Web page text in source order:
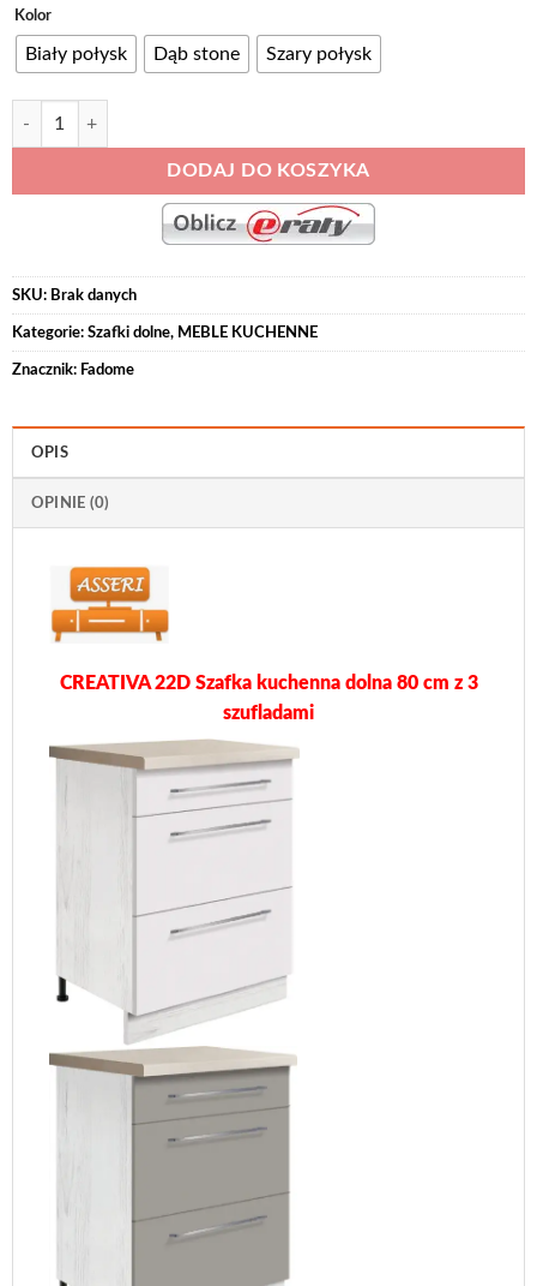
946,00 zł
do
Kolor
Biały połysk Dąb stone Szary połysk
ilość CREATIVA 22D Szafka kuchenna dolna 80 cm z 3 szufladami -
DODAJ DO KOSZYKA
Alternative:
SKU: Brak danych
Kategorie: Szafki dolne, MEBLE KUCHENNE
Znacznik: Fadome
OPIS
OPINIE (0)
CREATIVA 22D Szafka kuchenna dolna 80 cm z 3
szufladami